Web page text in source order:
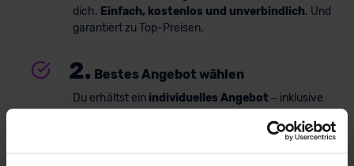
dich. Einfach, kostenlos und unverbindlich. Und
garantiert zu Top-Preisen.
2. Bestes Angebot wählen
Du erhältst ein individuelles Angebot – inklusive
. Alles klar? Bestelle deinen